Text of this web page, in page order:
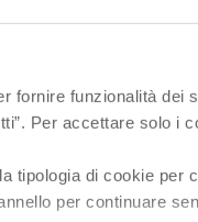
fornire funzionalità dei
Per accettare solo i
tipologia di cookie per
per continuare
il
, al rapido
, all’ insalata